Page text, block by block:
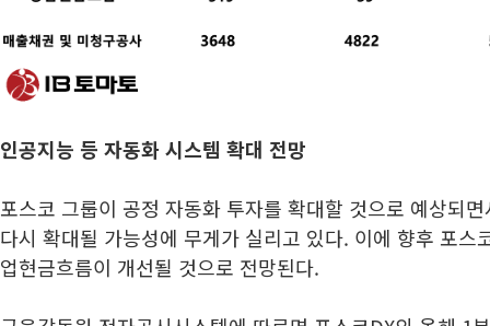
인공지능 등 자동화 시스템 확대 전망
포스코 그룹이 공정 자동화 투자를 확대할 것으로 예상되
다시 확대될 가능성에 무게가 실리고 있다. 이에 향후 포스
업현금흐름이 개선될 것으로 전망된다.